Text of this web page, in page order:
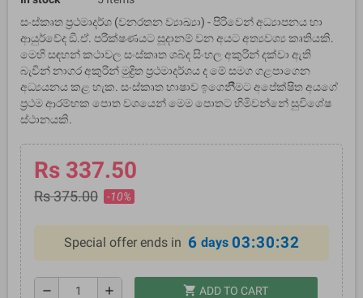
සංස්කෘත ප‍්‍රථමාදර්ශ (වනරතන ව්‍යාඛ්‍යා) - පිරිවෙන් අධ්‍යාපනය හා
ආයුර්වේද ඞී.ඒ. පරීක්ෂණයට සූදානම් වන අයට අත්‍යවශ්‍ය කෘතියකි.
මෙහි සඳහන් කථාවල සංස්කෘත ශබ්ද සිංහල අකුරින් දක්වා ඇති
බැවින් නාගර අකුරින් මුද්‍රිත ප‍්‍රථමාදර්ශය ද මේ සමග ගළපාගෙන
අධ්‍යයනය කළ හැක. සංස්කෘත භාෂාව ඉගෙනීීමට අපේක්ෂිත අයගේ
ප‍්‍රථම ආරම්භක පොත වශයෙන් මෙම පොතට හිමිවන්නේ සුවිශේෂ
ස්ථානයකි.
Rs 337.50
Rs 375.00 -10%
Special offer ends in 6 days 03:30:32
remove add shopping_cart ADD TO CART